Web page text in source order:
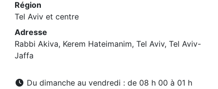
Région
Tel Aviv et centre
Adresse
Rabbi Akiva, Kerem Hateimanim, Tel Aviv, Tel Aviv-
Jaffa
Du dimanche au vendredi : de 08 h 00 à 01 h